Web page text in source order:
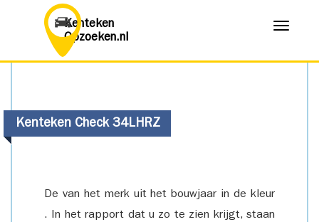
Kenteken
Opzoeken.nl
Menu
Kenteken Check 34LHRZ
De van het merk uit het bouwjaar in de kleur
. In het rapport dat u zo te zien krijgt, staan